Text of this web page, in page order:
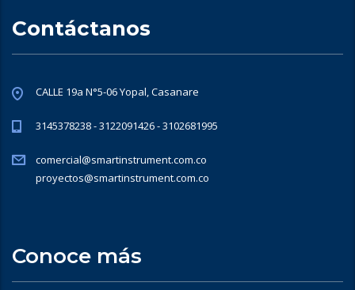
Contáctanos
CALLE 19a N°5-06 Yopal, Casanare
3145378238 - 3122091426 - 3102681995
comercial@smartinstrument.com.co
proyectos@smartinstrument.com.co
Conoce más